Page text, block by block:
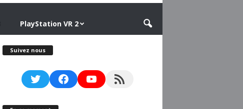
PlayStation VR 2
Suivez nous
TwitterFacebookYouTubeRSS Feed